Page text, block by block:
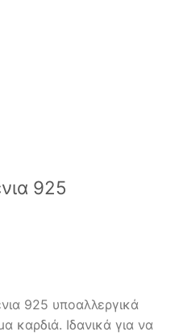
925
925 υποαλλεργικά
καρδιά. Ιδανικά για να